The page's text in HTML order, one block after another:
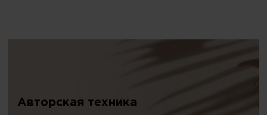
Авторская техника